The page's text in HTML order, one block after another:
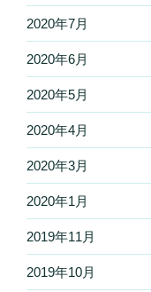
2020年7月
2020年6月
2020年5月
2020年4月
2020年3月
2020年1月
2019年11月
2019年10月